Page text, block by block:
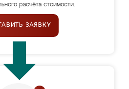
расчёта стоимости.
ЗАЯВКУ